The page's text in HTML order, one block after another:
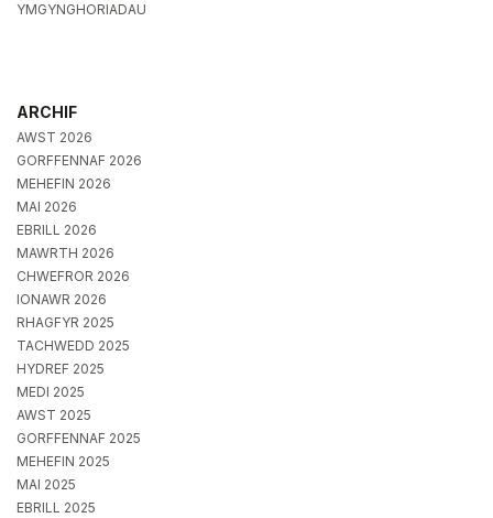
YMGYNGHORIADAU
ARCHIF
AWST 2026
GORFFENNAF 2026
MEHEFIN 2026
MAI 2026
EBRILL 2026
MAWRTH 2026
CHWEFROR 2026
IONAWR 2026
RHAGFYR 2025
TACHWEDD 2025
HYDREF 2025
MEDI 2025
AWST 2025
GORFFENNAF 2025
MEHEFIN 2025
MAI 2025
EBRILL 2025